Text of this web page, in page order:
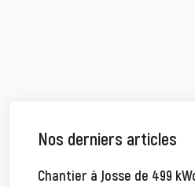
Nos derniers articles
Chantier à Josse de 499